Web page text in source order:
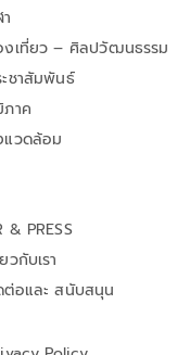
งเที่ยว – ศิลปวัฒนธรรม
ชาสัมพันธ์
าค
วดล้อม
& PRESS
วกับเรา
อและ สนับสนุน